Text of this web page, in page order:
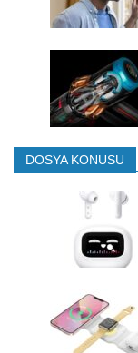
DOSYA KONUSU